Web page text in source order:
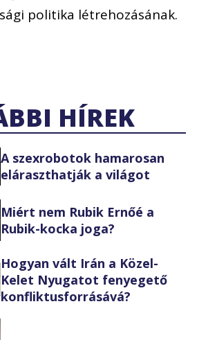
politika létrehozásának.
HÍREK
A szexrobotok hamarosan
eláraszthatják a világot
Miért nem Rubik Ernőé a
Rubik-kocka joga?
Hogyan vált Irán a Közel-
Kelet Nyugatot fenyegető
konfliktusforrásává?